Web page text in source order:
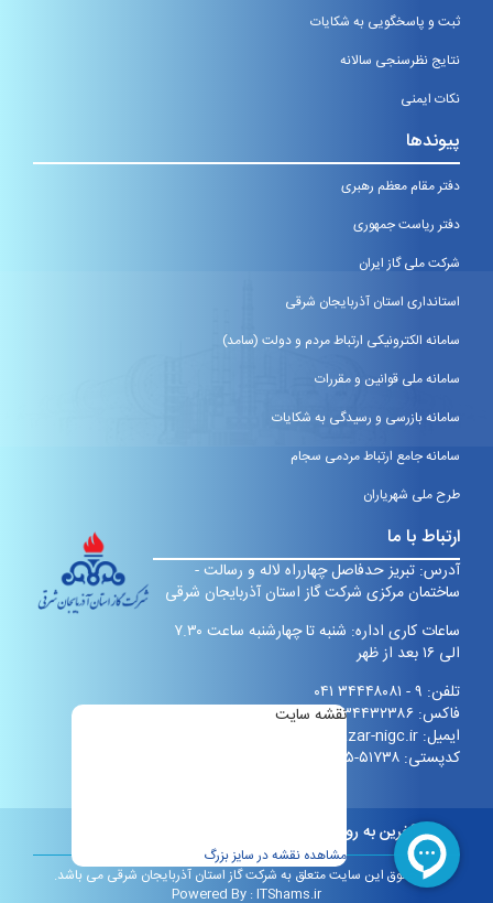
ثبت و پاسخگویی به شکایات
نتایج نظرسنجی سالانه
نکات ایمنی
پیوندها
دفتر مقام معظم رهبری
دفتر ریاست جمهوری
شرکت ملی گاز ایران
استانداری استان آذربایجان شرقی
سامانه الکترونیکی ارتباط مردم و دولت (سامد)
سامانه ملی قوانین و مقررات
سامانه بازرسی و رسیدگی به شکایات
سامانه جامع ارتباط مردمی سجام
طرح ملی شهریاران
ارتباط با ما
آدرس: تبریز حدفاصل چهارراه لاله و رسالت -
ساختمان مرکزی شرکت گاز استان آذربایجان شرقی
ساعات کاری اداره: شنبه تا چهارشنبه ساعت ۷.۳۰
الی ۱۶ بعد از ظهر
تلفن: ۹ - ۳۴۴۴۸۰۸۱ ۰۴۱
فاکس: ۳۴۴۳۲۳۸۶ ۰۴۱
ایمیل: info@eazar-nigc.ir
کدپستی: ۵۱۷۳۸-۶۱۹۹۵
نقشه سایت
مشاهده نقشه در سایز بزرگ
آخرین به روز رسانی:
کلیه حقوق این سایت متعلق به شرکت گاز استان آذربایجان شرقی می باشد.
Powered By : ITShams.ir